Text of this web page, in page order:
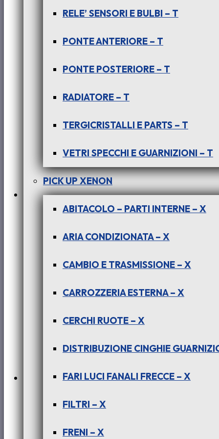
RELE’ SENSORI E BULBI – T
PONTE ANTERIORE – T
PONTE POSTERIORE – T
RADIATORE – T
TERGICRISTALLI E PARTS – T
VETRI SPECCHI E GUARNIZIONI – T
PICK UP XENON
ABITACOLO – PARTI INTERNE – X
ARIA CONDIZIONATA – X
CAMBIO E TRASMISSIONE – X
CARROZZERIA ESTERNA – X
CERCHI RUOTE – X
DISTRIBUZIONE CINGHIE
FARI LUCI FANALI FRECCE – X
FILTRI – X
FRENI – X
CASSA2
QUANTITÀ
PER INDICA – INDIGO – (tutte le
+ iva
In offerta!
PER INDICA – INDIGO – (tutte le
Il Il